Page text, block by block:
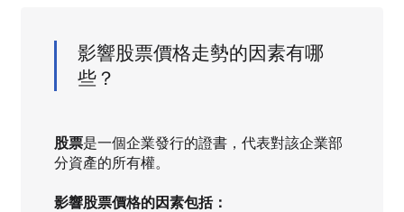
影響股票價格走勢的因素有哪
些？
股票是一個企業發行的證書，代表對該企業部
分資產的所有權。
影響股票價格的因素包括：